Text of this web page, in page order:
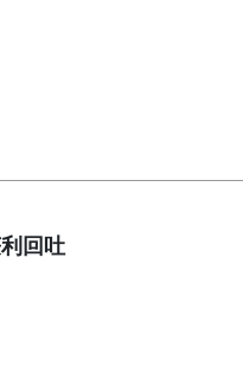
回吐